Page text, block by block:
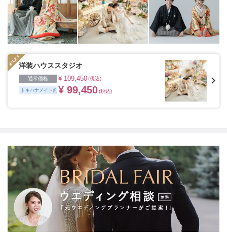
洋装ハウススタジオ
通常価格 ¥ 109,450(税込)
トキハナメイト割 ¥ 99,450(税込)